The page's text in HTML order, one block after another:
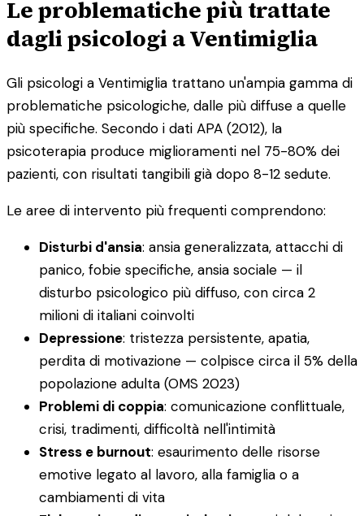
Le problematiche più trattate
dagli psicologi a Ventimiglia
Gli psicologi a Ventimiglia trattano un'ampia gamma di
problematiche psicologiche, dalle più diffuse a quelle
più specifiche. Secondo i dati APA (2012), la
psicoterapia produce miglioramenti nel 75-80% dei
pazienti, con risultati tangibili già dopo 8-12 sedute.
Le aree di intervento più frequenti comprendono:
Disturbi d'ansia: ansia generalizzata, attacchi di
panico, fobie specifiche, ansia sociale — il
disturbo psicologico più diffuso, con circa 2
milioni di italiani coinvolti
Depressione: tristezza persistente, apatia,
perdita di motivazione — colpisce circa il 5% della
popolazione adulta (OMS 2023)
Problemi di coppia: comunicazione conflittuale,
crisi, tradimenti, difficoltà nell'intimità
Stress e burnout: esaurimento delle risorse
emotive legato al lavoro, alla famiglia o a
cambiamenti di vita